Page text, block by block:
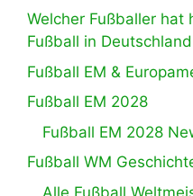
Welcher Fußballer hat
Fußball in Deutschland
Fußball EM &
Fußball EM 2028
Fußball EM 2028
Fußball WM
Alle Fußball